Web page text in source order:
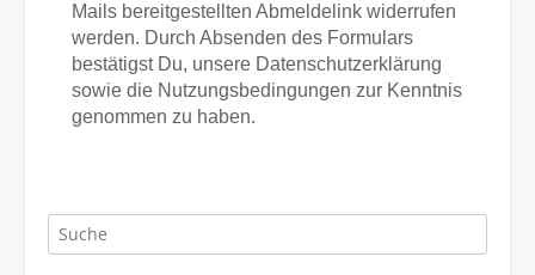
Mails bereitgestellten Abmeldelink widerrufen
werden. Durch Absenden des Formulars
bestätigst Du, unsere Datenschutzerklärung
sowie die Nutzungsbedingungen zur Kenntnis
genommen zu haben.